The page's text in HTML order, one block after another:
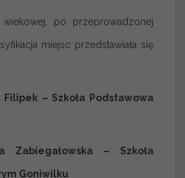
po przeprowadzonej
miejsc przedstawiała się
Filipek – Szkoła Podstawowa
Zabiegałowska – Szkoła
Goniwilku